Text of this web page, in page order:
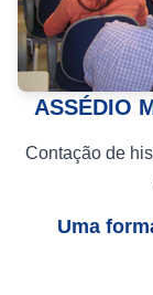
ASSÉDIO
Contação de
Uma